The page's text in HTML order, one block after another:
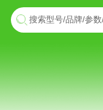
搜索型号/品牌/参